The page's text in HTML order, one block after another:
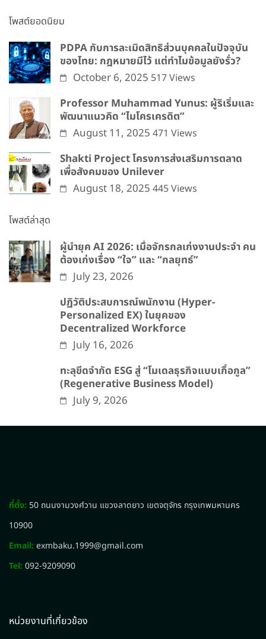
โพสต์ยอดนิยม
PDPA กับการละเมิดสิทธิส่วนบุคคลในปัจจุบัน
ของไทย: กฎหมายมีไว้ แต่ทำไมข้อมูลยังรั่ว?
October 6, 2025 517 Views
Professor Muhammad Yunus: ผู้ริเริ่มและ
พัฒนาแนวคิด “ไมโครเครดิต”
August 11, 2025 471 Views
Shakti Project โครงการส่งเสริมการตลาด
เพื่อสังคมของ Unilever
August 18, 2025 445 Views
โพสต์ล่าสุด
ผู้นำยุค AI 2026: เมื่อจักรกลเก่งงานประจำ คน
ต้องเก่งเรื่อง “ใจ” และ “กลยุทธ์”
July 23, 2026
ปฏิวัติประสบการณ์พนักงาน (Hyper-
Personalized EX) ในยุคของ
Decentralized Workforce
July 16, 2026
ทะลุขีดจำกัด ESG สู่ “โมเดลธุรกิจแบบเกื้อกูล”
(Regenerative Business Model)
July 9, 2026
ที่ตั้ง: 50 ถนนงามวงศ์วาน แขวงลาดยาว เขตจตุจักร กรุงเทพมหานคร
10900
Email: exmbaku.1999@gmail.com
Tel: 092-9209090
หน่วยงานที่เกี่ยวข้อง